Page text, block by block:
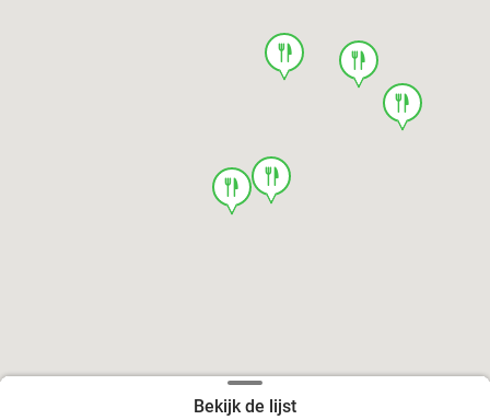
food
food
food
food
food
Bekijk de lijst